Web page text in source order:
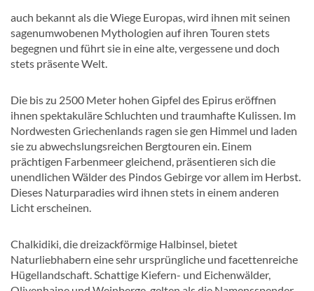
auch bekannt als die Wiege Europas, wird ihnen mit seinen
sagenumwobenen Mythologien auf ihren Touren stets
begegnen und führt sie in eine alte, vergessene und doch
stets präsente Welt.
Die bis zu 2500 Meter hohen Gipfel des Epirus eröffnen
ihnen spektakuläre Schluchten und traumhafte Kulissen. Im
Nordwesten Griechenlands ragen sie gen Himmel und laden
sie zu abwechslungsreichen Bergtouren ein. Einem
prächtigen Farbenmeer gleichend, präsentieren sich die
unendlichen Wälder des Pindos Gebirge vor allem im Herbst.
Dieses Naturparadies wird ihnen stets in einem anderen
Licht erscheinen.
Chalkidiki, die dreizackförmige Halbinsel, bietet
Naturliebhabern eine sehr ursprüngliche und facettenreiche
Hügellandschaft. Schattige Kiefern- und Eichenwälder,